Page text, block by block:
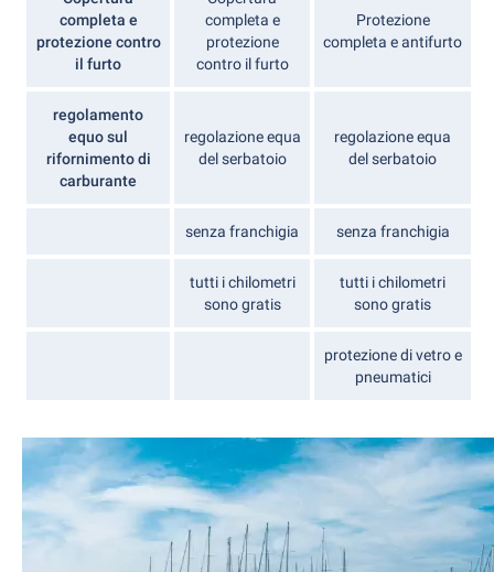
completa e
protezione contro
il furto
completa e
protezione
contro il furto
Protezione
completa e antifurto
regolamento
equo sul
rifornimento di
carburante
regolazione equa
del serbatoio
regolazione equa
del serbatoio
senza franchigia senza franchigia
tutti i chilometri
sono gratis
tutti i chilometri
sono gratis
protezione di vetro e
pneumatici